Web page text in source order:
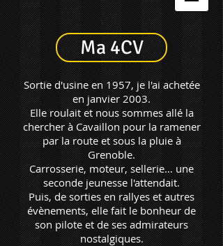
Ma 4CV
Sortie d'usine en 1957, je l'ai achetée
en janvier 2003.
Elle roulait et nous sommes allé la
chercher à Cavaillon pour la ramener
par la route et sous la pluie à
Grenoble.
Carrosserie, moteur,sellerie… une
seconde jeunesse l'attendait.
Puis, de sorties en rallyes et autres
évènements, elle fait le bonheur de
son pilote et de ses admirateurs
nostalgiques.